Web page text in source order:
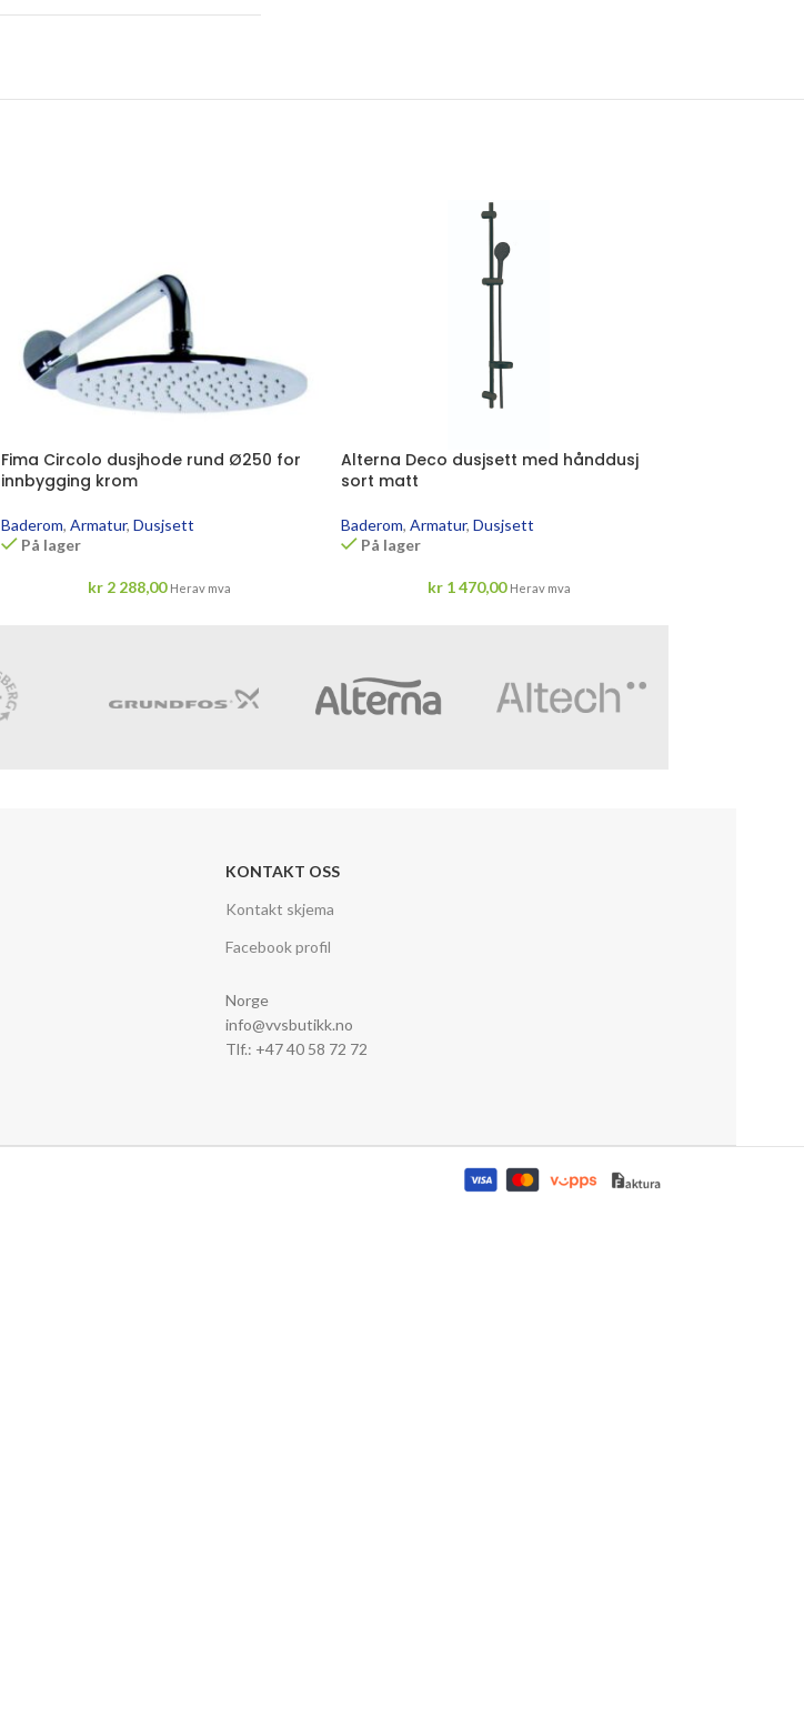
Fima Circolo dusjhode rund Ø250 for
innbygging krom
Baderom, Armatur, Dusjsett
På lager
kr 2 288,00 Herav mva
Alterna Deco dusjsett med hånddusj
sort matt
Baderom, Armatur, Dusjsett
På lager
kr1 470,00 Herav mva
KONTAKT OSS
Kontakt skjema
Facebook profil
Norge
info@vvsbutikk.no
Tlf.: +47 40 58 72 72